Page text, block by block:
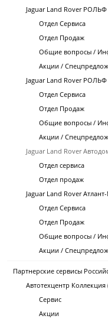
Jaguar Land Rover
Отдел Сервиса
Отдел Продаж
Общие вопросы /
Акции /
Jaguar Land Rover
Отдел Сервиса
Отдел Продаж
Общие вопросы /
Акции /
Jaguar Land Rover
Отдел сервиса
Отдел продаж
Jaguar Land Rover
Отдел Сервиса
Отдел Продаж
Общие вопросы /
Акции /
Партнерские сервисы
Автотехцентр Коллекция
Сервис
Акции